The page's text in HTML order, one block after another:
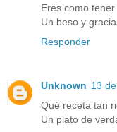
Eres como
Un beso y
Responder
Unknown 13
Qué receta tan
Un plato de